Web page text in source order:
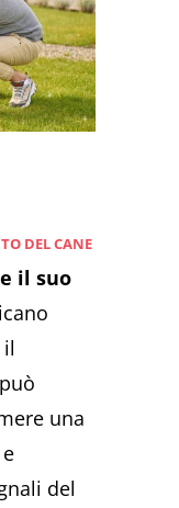
DEL CANE
il suo
una
del